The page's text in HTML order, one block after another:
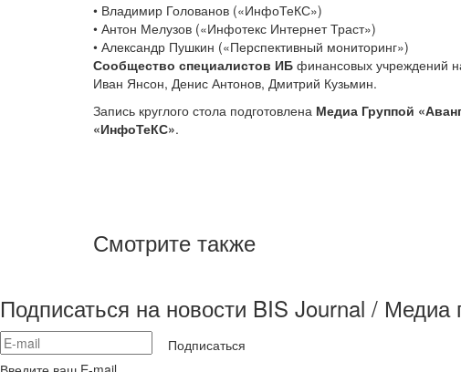
• Владимир Голованов («ИнфоТеКС»)
• Антон Мелузов («Инфотекс Интернет Траст»)
• Александр Пушкин («Перспективный мониторинг»)
Сообщество специалистов ИБ финансовых учреждений
Иван Янсон, Денис Антонов, Дмитрий Кузьмин.
Запись круглого стола подготовлена Медиа Группой
«ИнфоТеКС».
Смотрите также
Подписаться на новости BIS Journal / Медиа
Подписаться